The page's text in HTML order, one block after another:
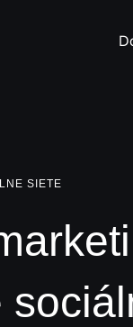
SIETE